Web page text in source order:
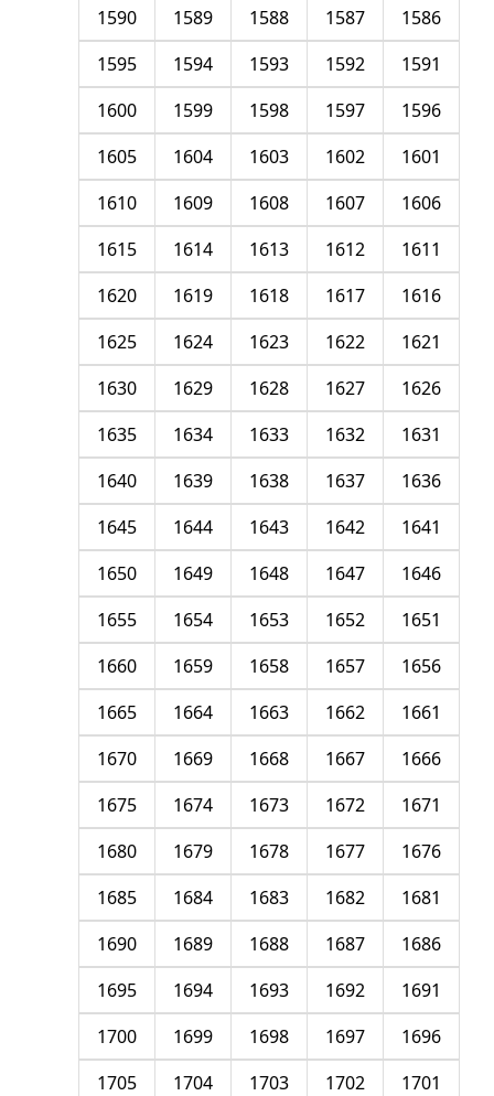
1586
1587
1588
1589
1590
1591
1592
1593
1594
1595
1596
1597
1598
1599
1600
1601
1602
1603
1604
1605
1606
1607
1608
1609
1610
1611
1612
1613
1614
1615
1616
1617
1618
1619
1620
1621
1622
1623
1624
1625
1626
1627
1628
1629
1630
1631
1632
1633
1634
1635
1636
1637
1638
1639
1640
1641
1642
1643
1644
1645
1646
1647
1648
1649
1650
1651
1652
1653
1654
1655
1656
1657
1658
1659
1660
1661
1662
1663
1664
1665
1666
1667
1668
1669
1670
1671
1672
1673
1674
1675
1676
1677
1678
1679
1680
1681
1682
1683
1684
1685
1686
1687
1688
1689
1690
1691
1692
1693
1694
1695
1696
1697
1698
1699
1700
1701
1702
1703
1704
1705